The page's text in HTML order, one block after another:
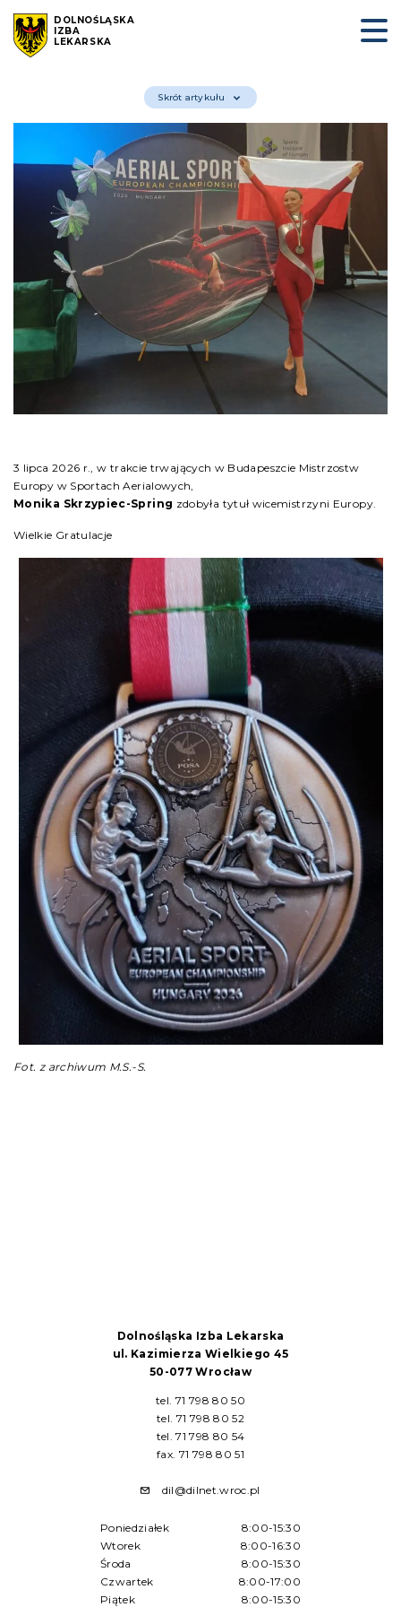
DOLNOŚLĄSKA
IZBA
LEKARSKA
Skrót artykułu
3 lipca 2026 r., w trakcie trwających w Budapeszcie Mistrzostw
Europy w Sportach Aerialowych,
Monika Skrzypiec-Spring zdobyła tytuł wicemistrzyni Europy.
Wielkie Gratulacje
Fot. z archiwum M.S.-S.
Dolnośląska Izba Lekarska
ul. Kazimierza Wielkiego 45
50-077 Wrocław
tel. 71 798 80 50
tel. 71 798 80 52
tel. 71 798 80 54
fax. 71 798 80 51
dil@dilnet.wroc.pl
Poniedziałek
8:00-15:30
Wtorek
8:00-16:30
Środa
8:00-15:30
Czwartek
8:00-17:00
Piątek
8:00-15:30